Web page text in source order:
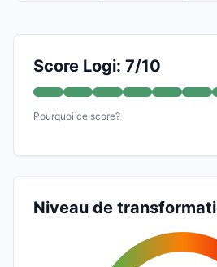
Score Logi: 7/10
Pourquoi ce score?
Niveau de